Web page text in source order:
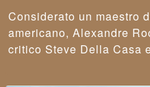
Considerato un maestro
americano, Alexandre
critico Steve Della Casa